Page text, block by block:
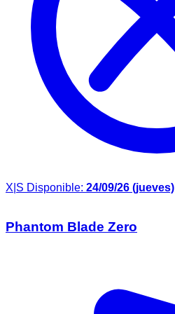
X|S Disponible: 24/09/26 (jueves)
Phantom Blade Zero